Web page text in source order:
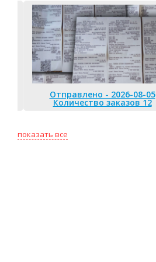
Отправлено - 2026-08-05
Количество заказов 12
показать все